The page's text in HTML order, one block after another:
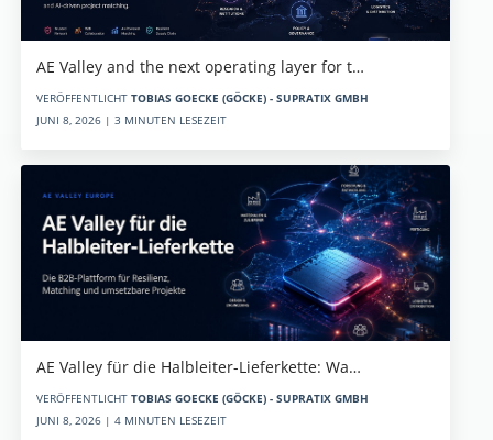
AE Valley and the next operating layer for t…
VERÖFFENTLICHT TOBIAS GOECKE (GÖCKE) - SUPRATIX GMBH
JUNI 8, 2026 | 3 MINUTEN LESEZEIT
AE Valley für die Halbleiter-Lieferkette: Wa…
VERÖFFENTLICHT TOBIAS GOECKE (GÖCKE) - SUPRATIX GMBH
JUNI 8, 2026 | 4 MINUTEN LESEZEIT